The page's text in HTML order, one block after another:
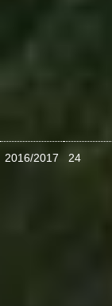
2016/2017 24